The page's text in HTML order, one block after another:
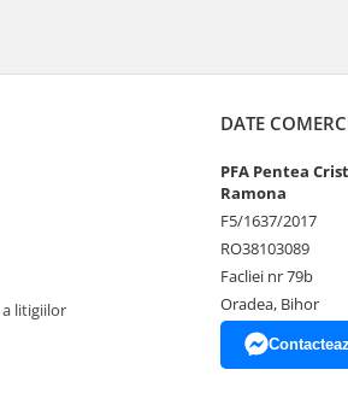
litigiilor
DATE
PFA Pentea
Ramona
F5/1637/2017
RO38103089
Facliei nr 79b
Oradea, Bihor